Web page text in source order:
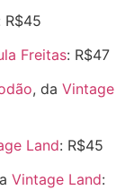
R$45
Freitas: R$47
, da Vintage
Land: R$45
Vintage Land: